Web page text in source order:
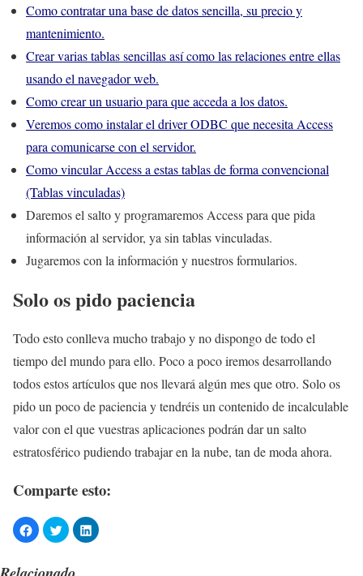
Como contratar una base de datos sencilla, su precio y
mantenimiento.
Crear varias tablas sencillas así como las relaciones entre ellas
usando el navegador web.
Como crear un usuario para que acceda a los datos.
Veremos como instalar el driver ODBC que necesita Access
para comunicarse con el servidor.
Como vincular Access a estas tablas de forma convencional
(Tablas vinculadas)
Daremos el salto y programaremos Access para que pida
información al servidor, ya sin tablas vinculadas.
Jugaremos con la información y nuestros formularios.
Solo os pido paciencia
Todo esto conlleva mucho trabajo y no dispongo de todo el
tiempo del mundo para ello. Poco a poco iremos desarrollando
todos estos artículos que nos llevará algún mes que otro. Solo os
pido un poco de paciencia y tendréis un contenido de incalculable
valor con el que vuestras aplicaciones podrán dar un salto
estratosférico pudiendo trabajar en la nube, tan de moda ahora.
Comparte esto: